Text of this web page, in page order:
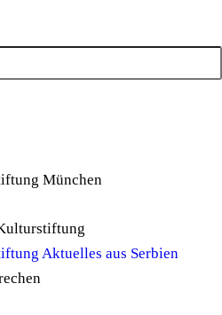
München
Aktuelles aus Serbien